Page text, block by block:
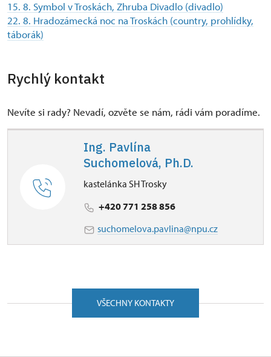
15. 8. Symbol v Troskách, Zhruba Divadlo (divadlo)
22. 8. Hradozámecká noc na Troskách (country, prohlídky,
táborák)
Rychlý kontakt
Nevíte si rady? Nevadí, ozvěte se nám, rádi vám poradíme.
Ing. Pavlína
Suchomelová, Ph.D.
kastelánka SH Trosky
+420 771 258 856
suchomelova.pavlina@npu.cz
VŠECHNY KONTAKTY